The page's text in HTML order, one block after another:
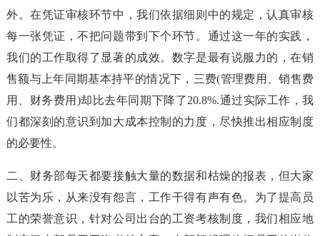
外。在凭证审核环节中，我们依据细则中的规定，认真审核
每一张凭证，不把问题带到下个环节。通过这一年的实践，
我们的工作取得了显著的成效。数字是最有说服力的，在销
售额与上年同期基本持平的情况下，三费(管理费用、销售费
用、财务费用)却比去年同期下降了20.8%.通过实际工作，我
们都深刻的意识到加大成本控制的力度，尽快推出相应制度
的必要性。
二、财务部每天都要接触大量的数据和枯燥的报表，但大家
以苦为乐，从来没有怨言，工作干得有声有色。为了提高员
工的荣誉意识，针对公司出台的工资考核制度，我们相应地